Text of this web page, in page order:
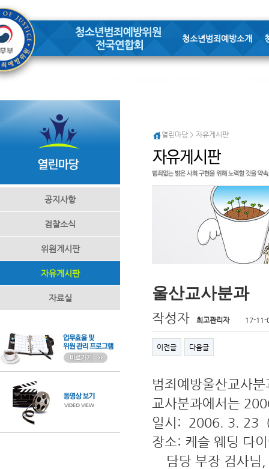
청소년범죄예방소개
공지사항
검찰소식
위원게시판
자유게시판
자료실
열린마당 > 자유게시판
울산교사분과
작성자 최고관리자 17-11-
이전글 다음글
범죄예방울산교사
교사분과에서는
일시: 2006. 3. 23
장소: 케슬 웨딩 다
담당 부장 검사님,